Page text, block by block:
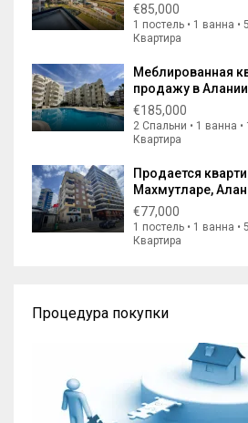
€85,000
1 постель • 1 ванна •
Квартира
Меблированная
продажу в Алании
€185,000
2 Спальни • 1 ванна •
Квартира
Продается
Махмутларе,
€77,000
1 постель • 1 ванна •
Квартира
Процедура покупки